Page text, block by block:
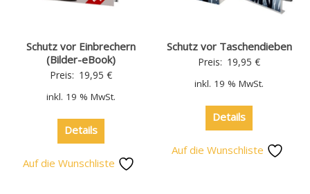
Schutz vor Einbrechern
(Bilder-eBook)
Preis: 19,95 €
inkl. 19 % MwSt.
Details
Auf die Wunschliste
Schutz vor Taschendieben
Preis: 19,95€
inkl. 19 % MwSt.
Details
Auf die Wunschliste